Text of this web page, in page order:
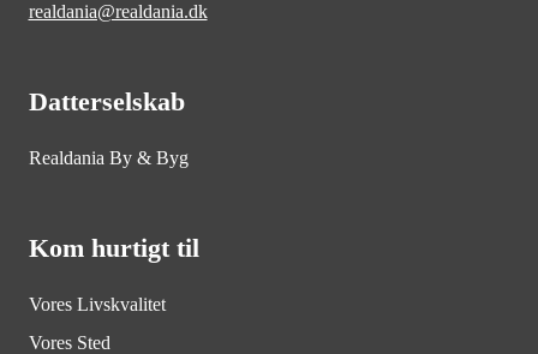
realdania@realdania.dk
Datterselskab
Realdania By & Byg
Kom hurtigt til
Vores Livskvalitet
Vores Sted